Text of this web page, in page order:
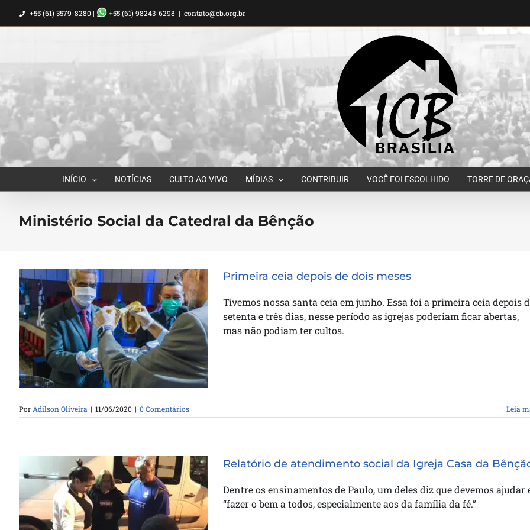
para
+55 (61) 3579-8280 | +55 (61) 98243-6298 | contato@cb.org.br
INÍCIO NOTÍCIAS CULTO AO VIVO MÍDIAS CONTRIBUIR VOCÊ FOI ESCOLHIDO TORRE DE
Ministério Social da Catedral da Bênção
Primeira ceia depois de dois
meses
Primeira ceia depois de dois meses
Tivemos nossa santa ceia em junho. Essa foi a primeira ceia depois
setenta e três dias, nesse período as igrejas poderiam ficar abertas,
mas não podiam ter cultos.
Por Adilson Oliveira | 11/06/2020 | 0 Comentários Leia
Relatório de atendimento social
da Igreja Casa da Bênção
Relatório de atendimento social da Igreja Casa da
Dentre os ensinamentos de Paulo, um deles diz que devemos ajudar
“fazer o bem a todos, especialmente aos da família da fé.”